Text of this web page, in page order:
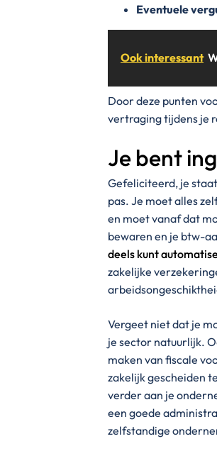
Eventuele
Ook interessant
Door deze punten
vertraging tijdens je
Je bent
Gefeliciteerd, je
pas. Je moet alles
en moet vanaf dat
bewaren en je btw-
deels kunt
zakelijke
Vergeet niet dat je
je sector natuurlijk.
maken van fiscale
zakelijk gescheiden
verder aan je
een goede
zelfstandige